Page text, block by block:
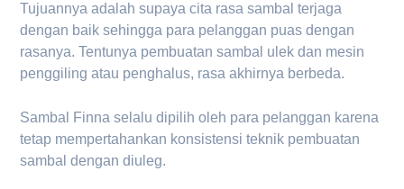
Tujuannya adalah supaya cita rasa sambal terjaga
dengan baik sehingga para pelanggan puas dengan
rasanya. Tentunya pembuatan sambal ulek dan mesin
penggiling atau penghalus, rasa akhirnya berbeda.
Sambal Finna selalu dipilih oleh para pelanggan karena
tetap mempertahankan konsistensi teknik pembuatan
sambal dengan diuleg.